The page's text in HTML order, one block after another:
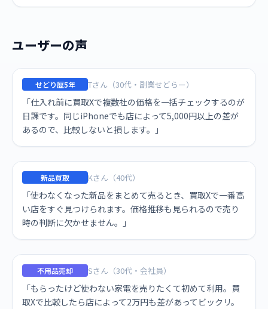
ユーザーの声
せどり歴5年 Tさん（30代・副業せどらー）
「仕入れ前に買取Xで複数社の価格を一括チェックするのが
日課です。同じiPhoneでも店によって5,000円以上の差が
あるので、比較しないと損します。」
新品買取 Kさん（40代）
「使わなくなった新品をまとめて売るとき、買取Xで一番高
い店をすぐ見つけられます。価格推移も見られるので売り
時の判断に欠かせません。」
不用品売却 Sさん（30代・会社員）
「もらったけど使わない家電を売りたくて初めて利用。買
取Xで比較したら店によって2万円も差があってビックリ。